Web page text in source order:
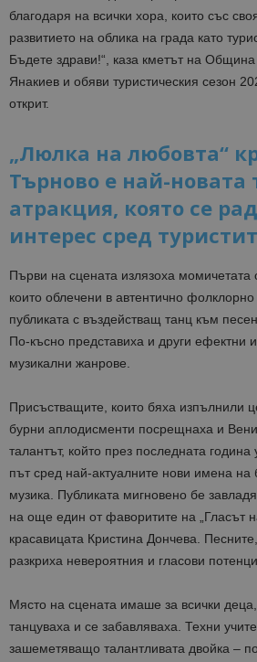
благодаря на всички хора, които със
развитието на облика на града като
Бъдете здрави!“, каза кметът на
Янакиев и обяви туристическия сезон
открит.
„Люлка на любовта“
Търново е най-новата
атракция, която се
интерес сред
Първи на сцената излязоха момичетата
които облечени в автентично
публиката с въздействащ танц към
По-късно представиха и други ефектни
музикални жанрове.
Присъстващите, които бяха изпълнили
бурни аплодисменти посрещнаха и
талантът, който през последната
път сред най-актуалните нови имена на
музика. Публиката мигновено бе
на още един от фаворитите на „Гласът
красавицата Кристина Дончева.
разкриха невероятния и гласови
Място на сцената имаше за всички
танцуваха и се забавляваха. Техни
зашеметяващо талантливата двойка –